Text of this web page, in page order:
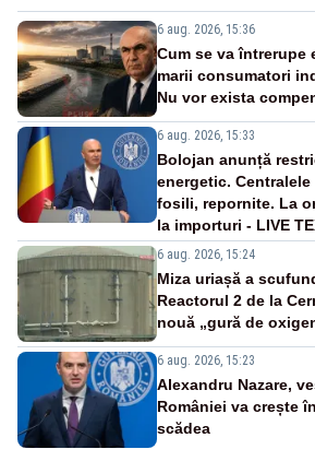
6 aug. 2026, 15:36
Cum se va întrerupe
marii consumatori
Nu vor exista
6 aug. 2026, 15:33
Bolojan anunță
energetic.
fosili, repornite. La
la importuri - LIVE
6 aug. 2026, 15:24
Miza uriașă a
Reactorul 2 de la
nouă „gură de
6 aug. 2026, 15:23
Alexandru Nazare,
României va crește
scădea